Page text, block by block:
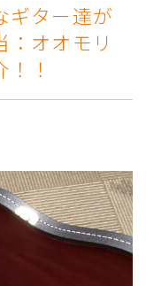
ギター達が
オオモリ
！